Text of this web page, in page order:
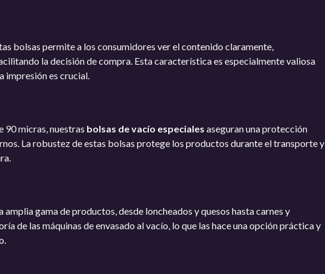
bolsas permite a los consumidores ver el contenido claramente,
la decisión de compra. Esta característica es especialmente valiosa
impresión es crucial.
90 micras, nuestras bolsas de vacío especiales aseguran una protección
La robustez de estas bolsas protege los productos durante el transporte y
amplia gama de productos, desde loncheados y quesos hasta carnes y
de las máquinas de envasado al vacío, lo que las hace una opción práctica y